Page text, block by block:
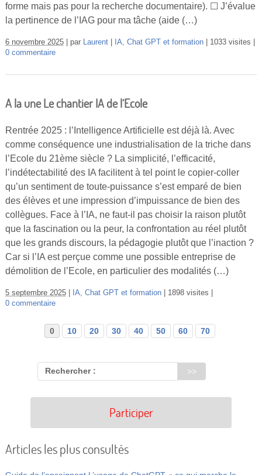
forme mais pas pour la recherche documentaire). ☐ J’évalue
la pertinence de l’IAG pour ma tâche (aide (…)
6 novembre 2025 par Laurent IA, Chat GPT et formation
1033 visites
0 commentaire
A la une Le chantier IA de l’Ecole
Rentrée 2025 : l’Intelligence Artificielle est déjà là. Avec
comme conséquence une industrialisation de la triche dans
l’Ecole du 21ème siècle ? La simplicité, l’efficacité,
l’indétectabilité des IA facilitent à tel point le copier-coller
qu’un sentiment de toute-puissance s’est emparé de bien
des élèves et une impression d’impuissance de bien des
collègues. Face à l’IA, ne faut-il pas choisir la raison plutôt
que la fascination ou la peur, la confrontation au réel plutôt
que les grands discours, la pédagogie plutôt que l’inaction ?
Car si l’IA est perçue comme une possible entreprise de
démolition de l’Ecole, en particulier des modalités (…)
5 septembre 2025 IA, Chat GPT et formation
1898 visites
0 commentaire
0 10 20 30 40 50 60 70
Rechercher :
Participer
Articles les plus consultés